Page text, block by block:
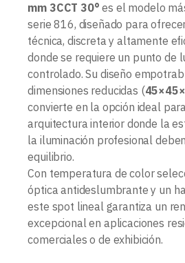
mm 3CCT 30° es el modelo
serie 816, diseñado para
técnica, discreta y altamente
donde se requiere un punto de
controlado. Su diseño
dimensiones reducidas (
convierte en la opción ideal
arquitectura interior donde la
la iluminación profesional
equilibrio.
Con temperatura de color
óptica antideslumbrante y un
este spot lineal garantiza un
excepcional en aplicaciones
comerciales o de exhibición.